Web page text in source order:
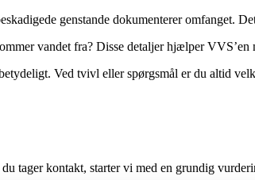
genstande dokumenterer omfanget.
vandet fra? Disse detaljer hjælper VVS’en
Ved tvivl eller spørgsmål er du altid
tager kontakt, starter vi med en grundig